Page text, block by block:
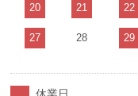
20 21 22
27 28 29
休業日